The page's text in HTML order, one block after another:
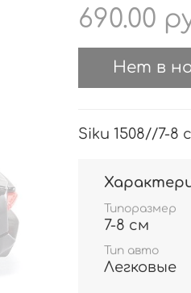
690.00
Нет в
Siku 1508//7-8
Типоразмер
7-8 см
Тип авто
Легковые